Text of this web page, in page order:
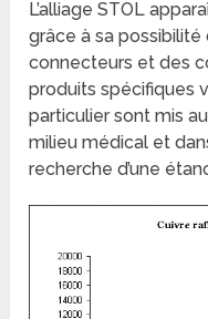
L’alliage STOL
grâce à sa possibilité
connecteurs et des
produits spécifiques
particulier sont mis
milieu médical et
recherche d’une